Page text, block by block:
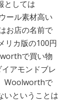
としては
ール素材高い
お店の名前で
リカ版の100円
で買い物
アモンドブレ
Woolworthで
いということは